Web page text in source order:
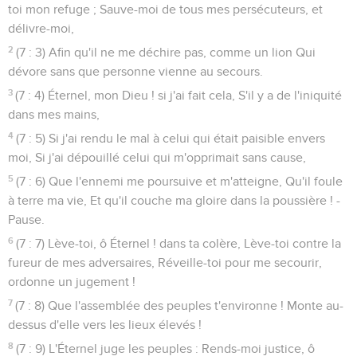
toi mon refuge ; Sauve-moi de tous mes persécuteurs, et
délivre-moi,
2 (7 : 3) Afin qu'il ne me déchire pas, comme un lion Qui
dévore sans que personne vienne au secours.
3 (7 : 4) Éternel, mon Dieu ! si j'ai fait cela, S'il y a de l'iniquité
dans mes mains,
4 (7 : 5) Si j'ai rendu le mal à celui qui était paisible envers
moi, Si j'ai dépouillé celui qui m'opprimait sans cause,
5 (7 : 6) Que l'ennemi me poursuive et m'atteigne, Qu'il foule
à terre ma vie, Et qu'il couche ma gloire dans la poussière ! -
Pause.
6 (7 : 7) Lève-toi, ô Éternel ! dans ta colère, Lève-toi contre la
fureur de mes adversaires, Réveille-toi pour me secourir,
ordonne un jugement !
7 (7 : 8) Que l'assemblée des peuples t'environne ! Monte au-
dessus d'elle vers les lieux élevés !
8 (7 : 9) L'Éternel juge les peuples : Rends-moi justice, ô